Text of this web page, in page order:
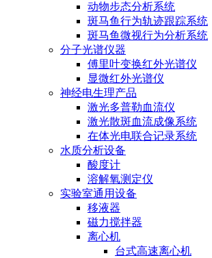
动物步态分析系统
斑马鱼行为轨迹跟踪系统
斑马鱼微视行为分析系统
分子光谱仪器
傅里叶变换红外光谱仪
显微红外光谱仪
神经电生理产品
激光多普勒血流仪
激光散斑血流成像系统
在体光电联合记录系统
水质分析设备
酸度计
溶解氧测定仪
实验室通用设备
移液器
磁力搅拌器
离心机
台式高速离心机